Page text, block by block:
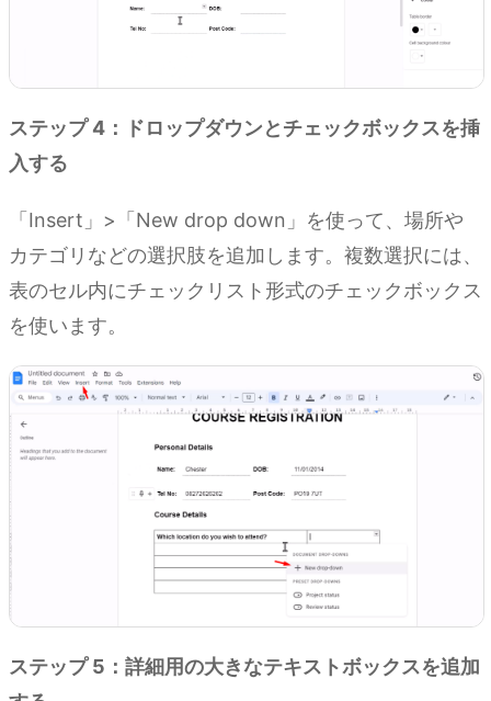
ステップ 4：ドロップダウンとチェックボックスを挿
入する
「Insert」>「New drop down」を使って、場所や
カテゴリなどの選択肢を追加します。複数選択には、
表のセル内にチェックリスト形式のチェックボックス
を使います。
ステップ 5：詳細用の大きなテキストボックスを追加